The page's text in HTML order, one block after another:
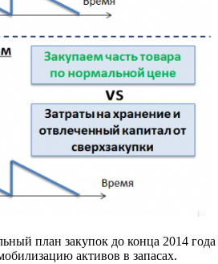
план закупок до конца 2014
активов в запасах.